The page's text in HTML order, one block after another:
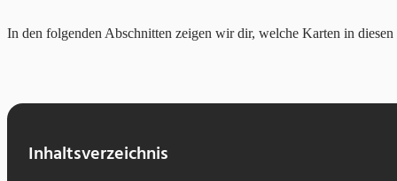
In den folgenden Abschnitten zeigen wir dir, welche Karten in
Inhaltsver­zeichnis